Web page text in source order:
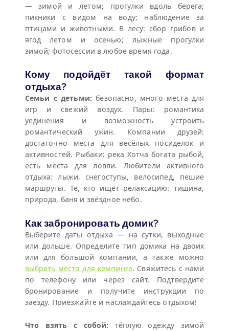
— зимой и летом; прогулки вдоль берега;
пикники с видом на воду; наблюдение за
птицами и животными. В лесу: сбор грибов и
ягод летом и осенью; лыжные прогулки
зимой; фотосессии в любое время года.
Кому подойдёт такой формат
отдыха?
Семьи с детьми: безопасно, много места для
игр и свежий воздух. Пары: романтика
уединения и возможность устроить
романтический ужин. Компании друзей:
достаточно места для весёлых посиделок и
активностей. Рыбаки: река Хотча богата рыбой,
есть места для ловли. Любители активного
отдыха: лыжи, снегоступы, велосипед, пешие
маршруты. Те, кто ищет релаксацию: тишина,
природа, баня и звёздное небо.
Как забронировать домик?
Выберите даты отдыха — на сутки, выходные
или дольше. Определите тип домика на двоих
или для большой компании, а также можно
выбрать место для кемпинга. Свяжитесь с нами
по телефону или через сайт. Подтвердите
бронирование и получите инструкции по
заезду. Приезжайте и наслаждайтесь отдыхом!
Что взять с собой: тёплую одежду зимой